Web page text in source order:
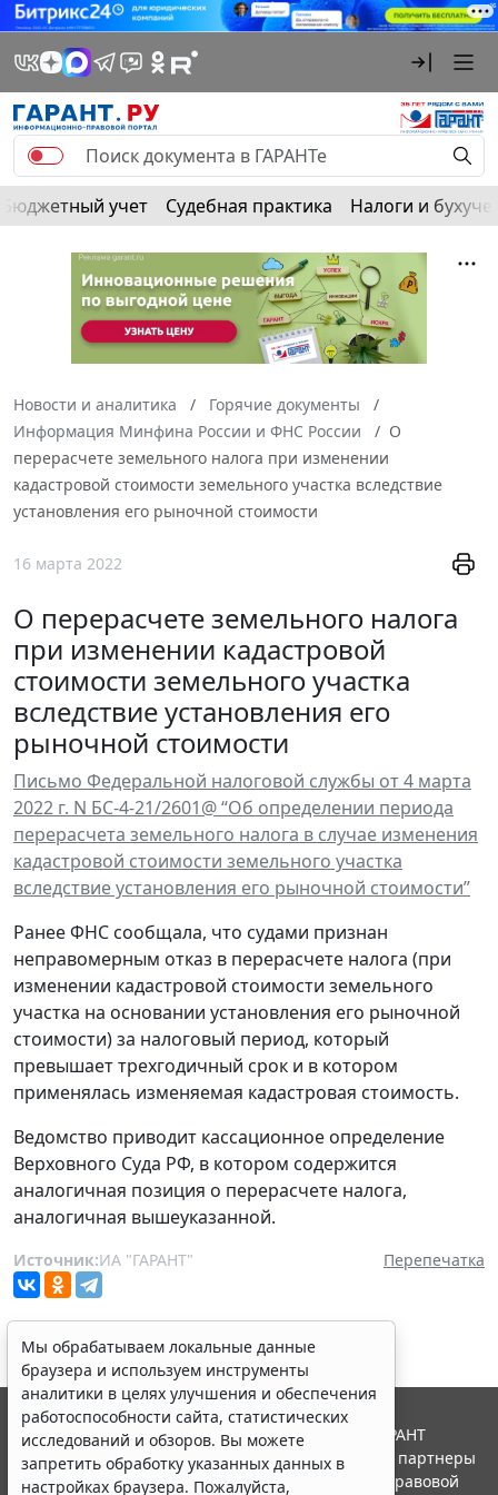
Бюджетный учет Судебная практика Налоги и
Новости и аналитика
Горячие документы
Информация Минфина России и ФНС России
О
перерасчете земельного налога при изменении
кадастровой стоимости земельного участка вследствие
установления его рыночной стоимости
16 марта 2022
О перерасчете земельного налога
при изменении кадастровой
стоимости земельного участка
вследствие установления его
рыночной стоимости
Письмо Федеральной налоговой службы от 4 марта
2022 г. N БС-4-21/2601@ “Об определении периода
перерасчета земельного налога в случае изменения
кадастровой стоимости земельного участка
вследствие установления его рыночной стоимости”
Ранее ФНС сообщала, что судами признан
неправомерным отказ в перерасчете налога (при
изменении кадастровой стоимости земельного
участка на основании установления его рыночной
стоимости) за налоговый период, который
превышает трехгодичный срок и в котором
применялась изменяемая кадастровая стоимость.
Ведомство приводит кассационное определение
Верховного Суда РФ, в котором содержится
аналогичная позиция о перерасчете налога,
аналогичная вышеуказанной.
Источник:ИА "ГАРАНТ" Перепечатка
Мы обрабатываем локальные данные
браузера и используем инструменты
аналитики в целях улучшения и обеспечения
работоспособности сайта, статистических
исследований и обзоров. Вы можете
запретить обработку указанных данных в
настройках браузера. Пожалуйста,
© ООО "НПП "ГАРАНТ-СЕРВИС", 2026. Система ГАРАНТ
выпускается с 1990 года. Компания "Гарант" и ее партнеры
являются участниками Российской ассоциации правовой